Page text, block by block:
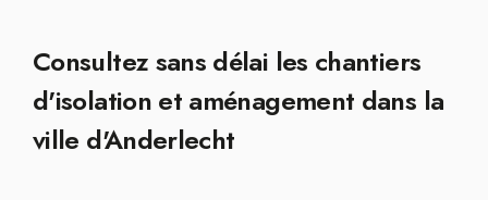
Consultez sans délai les chantiers
d'isolation et aménagement dans la
ville d'Anderlecht